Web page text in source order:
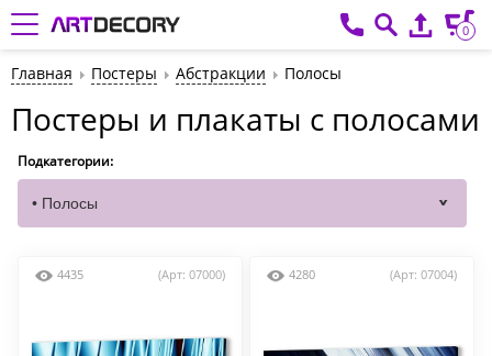
0
Главная Постеры Абстракции Полосы
Постеры и плакаты с полосами
Подкатегории:
4435 (Арт: 07000) 4280 (Арт: 07004)